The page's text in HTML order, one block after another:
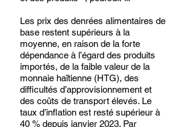
Les prix des denrées alimentaires de
base restent supérieurs à la
moyenne, en raison de la forte
dépendance à l’égard des produits
importés, de la faible valeur de la
monnaie haïtienne (HTG), des
difficultés d’approvisionnement et
des coûts de transport élevés. Le
taux d’inflation est resté supérieur à
40 % depuis janvier 2023. Par